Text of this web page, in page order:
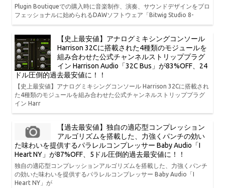
Plugin Boutiqueでの購入時に音楽制作、演奏、サウンドデザインをプロ
フェッショナルに始められるDAWソフトウェア「Bitwig Studio 8-
【史上最安値】アナログミキシングコンソール
Harrison 32Cに搭載された4種類のモジュールを
組み合わせた公式チャンネルストリッププラグ
イン Harrison Audio「32C Bus」が83%OFF、24
ドル圧倒的過去最安値に！！
【史上最安値】アナログミキシングコンソール Harrison 32Cに搭載され
た4種類のモジュールを組み合わせた公式チャンネルストリッププラグ
イン Harr
【過去最安値】独自の適応型コンプレッション
アルゴリズムを搭載した、力強くパンチの効い
た味わいを提供するパラレルコンプレッサー Baby Audio「I
Heart NY」が87%OFF、5ドル圧倒的過去最安値に！！
独自の適応型コンプレッションアルゴリズムを搭載した、力強くパンチ
の効いた味わいを提供するパラレルコンプレッサー Baby Audio「I
Heart NY」が